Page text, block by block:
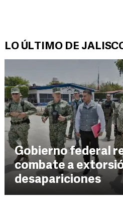
LO ÚLTIMO DE
Gobierno federal
combate a
desapariciones